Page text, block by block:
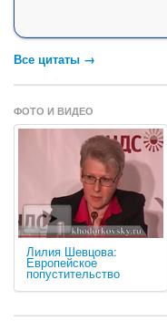
Все цитаты →
ФОТО И ВИДЕО
Лилия Шевцова:
Европейское
попустительство